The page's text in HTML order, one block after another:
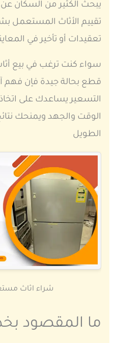
يبحث الكثير من
تقييم الأثاث
تعقيدات أو تأخير في
سواء كنت ترغب في بيع
قطع بحالة جيدة فإن فهم
التسعير يساعدك على
الوقت والجهد ويمنحك
الطويل
شراء اثاث
ما المقصود